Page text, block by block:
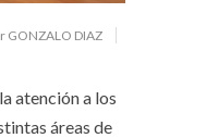
GONZALO DIAZ
atención a los
áreas de